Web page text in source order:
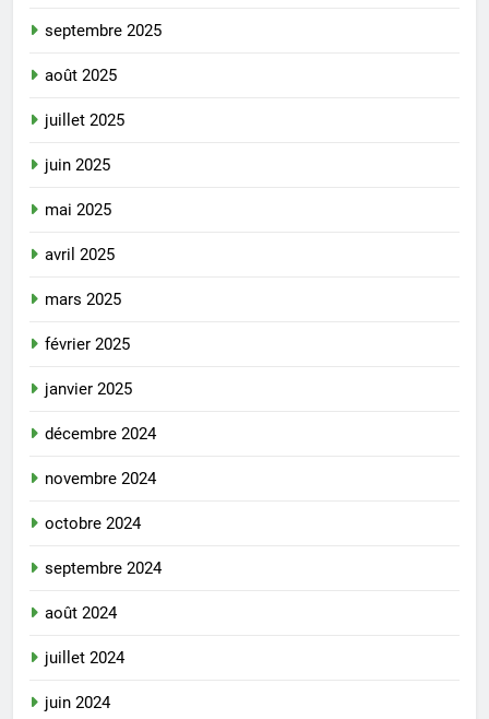
septembre 2025
août 2025
juillet 2025
juin 2025
mai 2025
avril 2025
mars 2025
février 2025
janvier 2025
décembre 2024
novembre 2024
octobre 2024
septembre 2024
août 2024
juillet 2024
juin 2024